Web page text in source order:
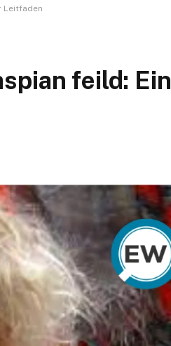
Leitfaden
feild: Ein